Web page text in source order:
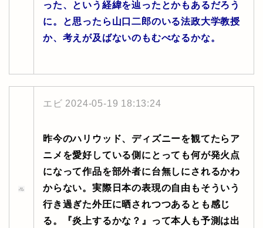
った、という経緯を辿ったとかもあるだろう
に。と思ったら山口二郎のいる法政大学教授
か、考えが及ばないのもむべなるかな。
エビ 2024-05-19 18:13:24
昨今のハリウッド、ディズニーを観てたらア
ニメを愛好している側にとっても何が発火点
になって作品を部外者に台無しにされるかわ
からない。実際日本の表現の自由もそういう
行き過ぎた外圧に晒されつつあるとも感じ
る。『炎上するかな？』って本人も予測は出